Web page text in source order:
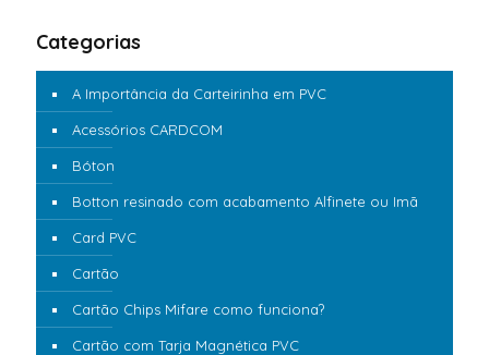
Categorias
A Importância da Carteirinha em PVC
Acessórios CARDCOM
Bóton
Botton resinado com acabamento Alfinete ou Imã
Card PVC
Cartão
Cartão Chips Mifare como funciona?
Cartão com Tarja Magnética PVC